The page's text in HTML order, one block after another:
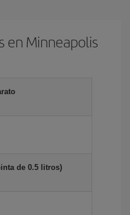
en Minneapolis
de 0.5 litros)